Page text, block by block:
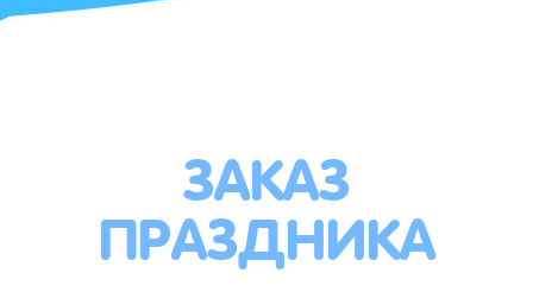
ЗАКАЗ
ПРАЗДНИКА